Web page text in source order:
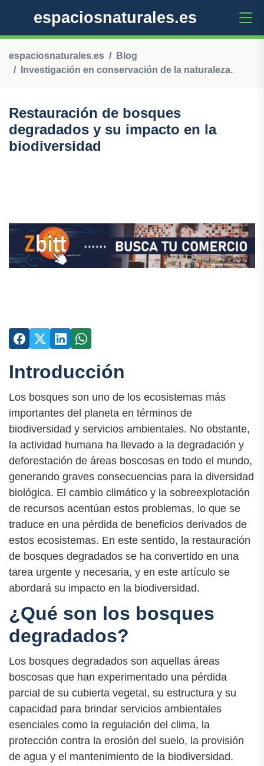
espaciosnaturales.es
espaciosnaturales.es
Blog
Investigación en conservación de la naturaleza.
Restauración de bosques
degradados y su impacto en la
biodiversidad
Introducción
Los bosques son uno de los ecosistemas más
importantes del planeta en términos de
biodiversidad y servicios ambientales. No obstante,
la actividad humana ha llevado a la degradación y
deforestación de áreas boscosas en todo el mundo,
generando graves consecuencias para la diversidad
biológica. El cambio climático y la sobreexplotación
de recursos acentúan estos problemas, lo que se
traduce en una pérdida de beneficios derivados de
estos ecosistemas. En este sentido, la restauración
de bosques degradados se ha convertido en una
tarea urgente y necesaria, y en este artículo se
abordará su impacto en la biodiversidad.
¿Qué son los bosques
degradados?
Los bosques degradados son aquellas áreas
boscosas que han experimentado una pérdida
parcial de su cubierta vegetal, su estructura y su
capacidad para brindar servicios ambientales
esenciales como la regulación del clima, la
protección contra la erosión del suelo, la provisión
de agua y el mantenimiento de la biodiversidad.